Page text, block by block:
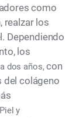
como
realzar los
Dependiendo
los
dos años,con
del colágeno
y